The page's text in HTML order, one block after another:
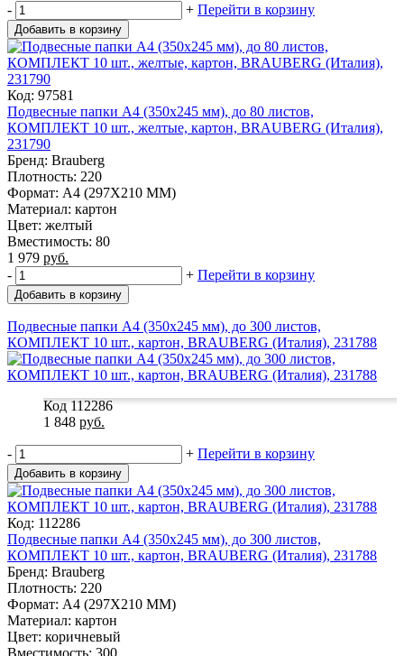
- + Перейти в корзину
Добавить в корзину
Код: 97581
Подвесные папки А4 (350х245 мм), до 80 листов,
КОМПЛЕКТ 10 шт., желтые, картон, BRAUBERG (Италия),
231790
Бренд: Brauberg
Плотность: 220
Формат: A4 (297X210 MM)
Материал: картон
Цвет: желтый
Вместимость: 80
1 979 руб.
-
+ Перейти в корзину
Добавить в корзину
Подвесные папки А4 (350х245 мм), до 300 листов,
КОМПЛЕКТ 10 шт., картон, BRAUBERG (Италия), 231788
Код 112286
1 848 руб.
- + Перейти в корзину
Добавить в корзину
Код: 112286
Подвесные папки А4 (350х245 мм), до 300 листов,
КОМПЛЕКТ 10 шт., картон, BRAUBERG (Италия), 231788
Бренд: Brauberg
Плотность: 220
Формат: A4 (297X210 MM)
Материал: картон
Цвет: коричневый
Вместимость: 300